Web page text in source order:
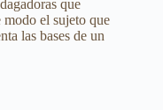
que
modo el sujeto que
las bases de un